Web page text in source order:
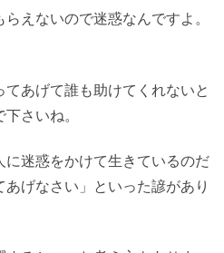
えないので迷惑なんですよ。
あげて誰も助けてくれないと
さいね。
に迷惑をかけて生きているのだ
げなさい」といった諺があり